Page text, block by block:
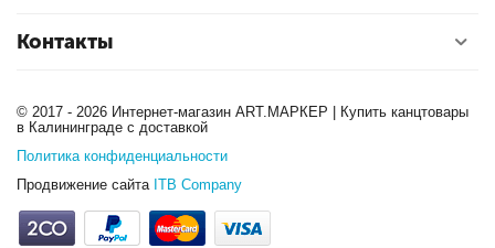
Контакты
© 2017 - 2026 Интернет-магазин ART.МАРКЕР | Купить канцтовары
в Калининграде с доставкой
Политика конфиденциальности
Продвижение сайта ITB Company